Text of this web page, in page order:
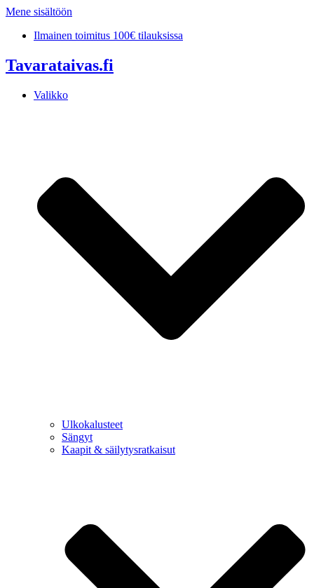
Mene sisältöön
Ilmainen toimitus 100€ tilauksissa
Tavarataivas.fi
Valikko
Ulkokalusteet
Sängyt
Kaapit & säilytysratkaisut